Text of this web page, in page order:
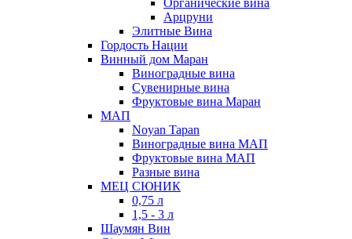
Органические вина
Арцруни
Элитные Вина
Гордость Нации
Винный дом Маран
Виноградные вина
Сувенирные вина
Фруктовые вина Маран
МАП
Noyan Tapan
Виноградные вина МАП
Фруктовые вина МАП
Разные вина
МЕЦ СЮНИК
0,75 л
1,5 - 3 л
Шаумян Вин